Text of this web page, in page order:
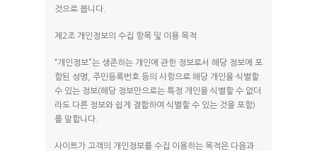
것으로 봅니다.
제2조 개인정보의 수집 항목 및 이용 목적
“개인정보”는 생존하는 개인에 관한 정보로서 해당 정보에 포
함된 성명, 주민등록번호 등의 사항으로 해당 개인을 식별할
수 있는 정보(해당 정보만으로는 특정 개인을 식별할 수 없더
라도 다른 정보와 쉽게 결합하여 식별할 수 있는 것을 포함)
를 말합니다.
사이트가 고객의 개인정보를 수집 이용하는 목적은 다음과